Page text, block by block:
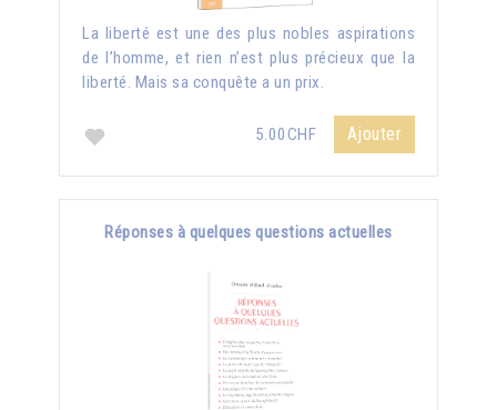
La liberté est une des plus nobles aspirations
de l’homme, et rien n’est plus précieux que la
liberté. Mais sa conquête a un prix.
5.00CHF Ajouter
Réponses à quelques questions actuelles